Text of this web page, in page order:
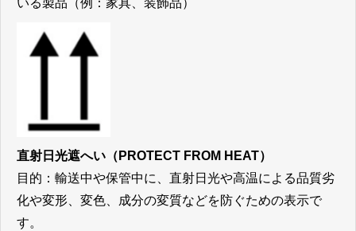
いる製品（例：家具、装飾品）
直射日光遮へい （PROTECT FROM HEAT）
目的：輸送中や保管中に、直射日光や高温による品質劣
化や変形、変色、成分の変質などを防ぐための表示で
す。